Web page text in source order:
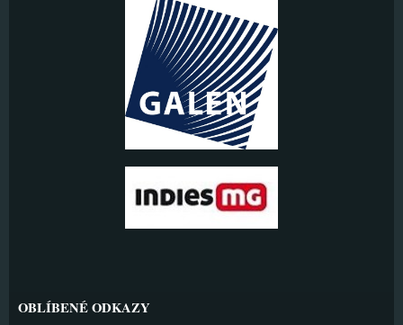
OBLÍBENÉ ODKAZY